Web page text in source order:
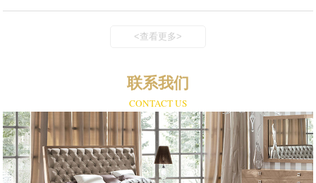
<查看更多>
联系我们
CONTACT US